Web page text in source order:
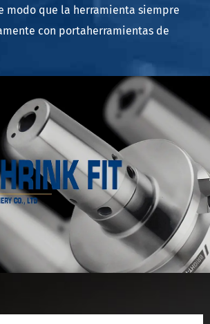
modo que la herramienta siempre
con portaherramientas de